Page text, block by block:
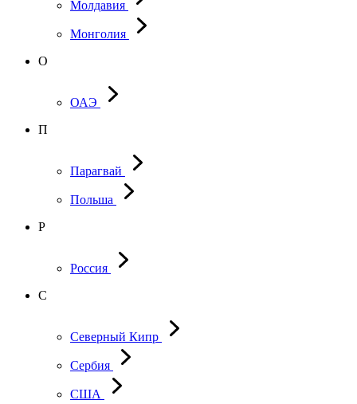
Молдавия
Монголия
О
ОАЭ
П
Парагвай
Польша
Р
Россия
С
Северный Кипр
Сербия
США